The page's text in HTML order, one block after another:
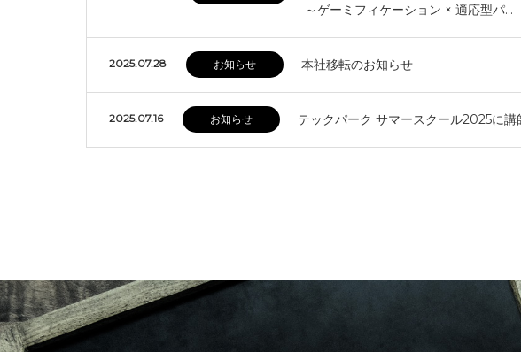
～ゲーミフィケーション × 適応型パ…
2025.07.28 お知らせ 本社移転のお知らせ
2025.07.16 お知らせ テックパーク サマースクール2025に